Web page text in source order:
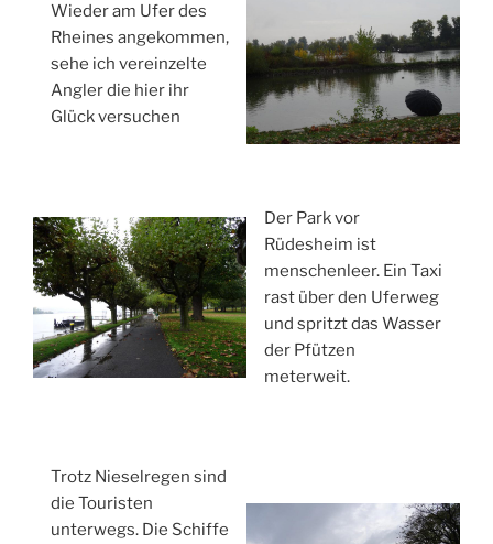
Wieder am Ufer des
Rheines angekommen,
sehe ich vereinzelte
Angler die hier ihr
Glück versuchen
Der Park vor
Rüdesheim ist
menschenleer. Ein Taxi
rast über den Uferweg
und spritzt das Wasser
der Pfützen
meterweit.
Trotz Nieselregen sind
die Touristen
unterwegs. Die Schiffe